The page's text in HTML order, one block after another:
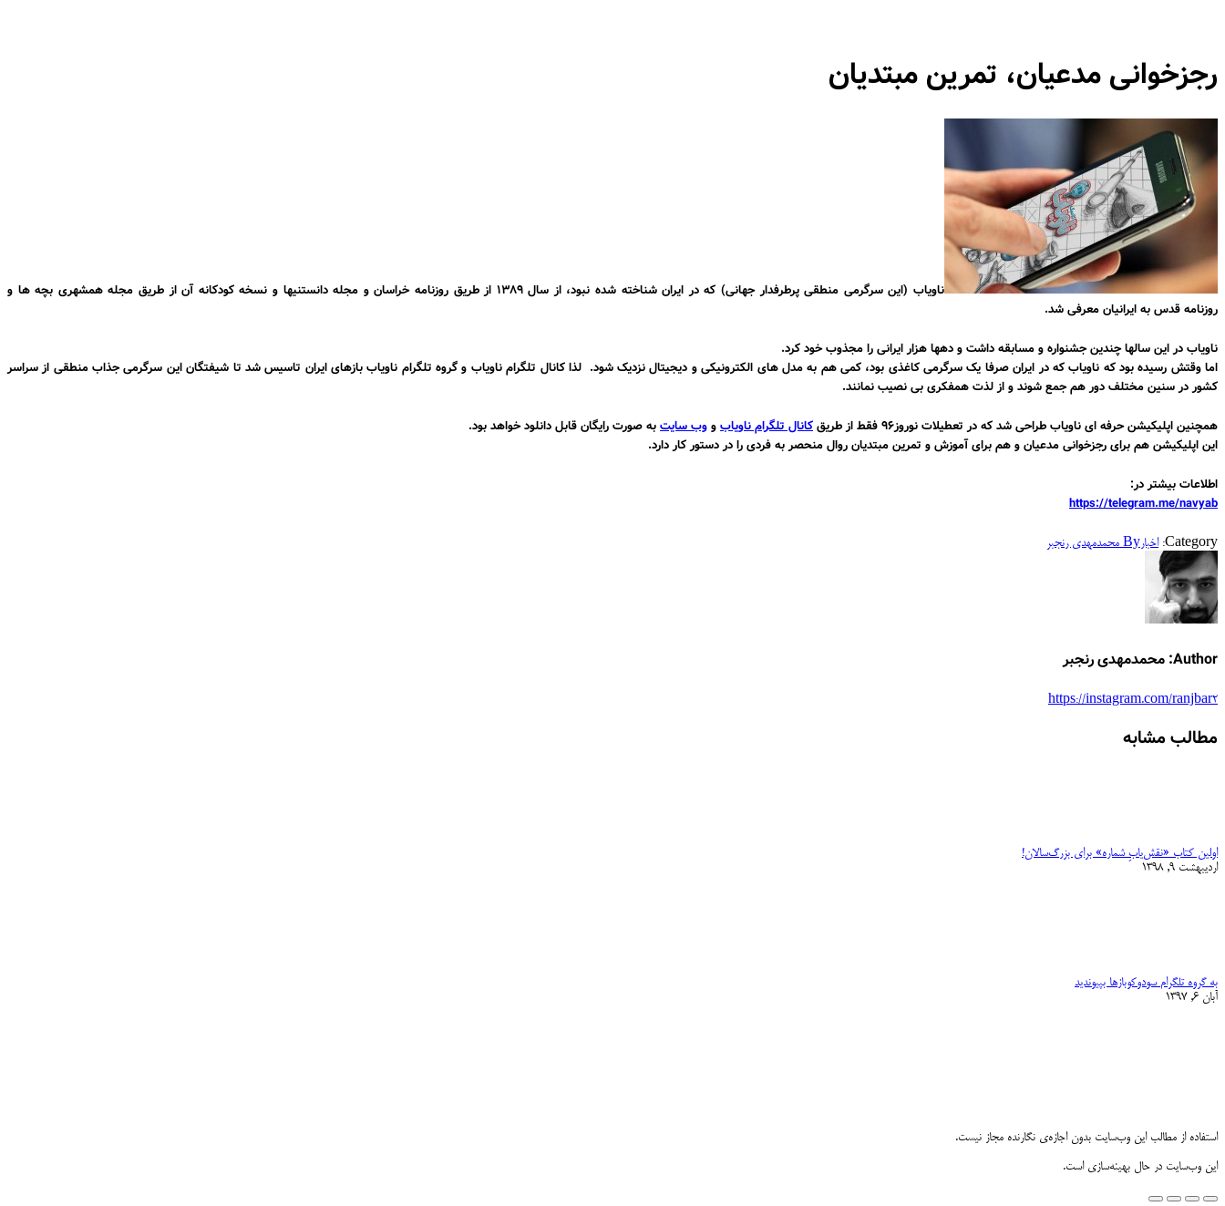
رجزخوانی مدعیان، تمرین مبتدیان
ناویاب (این سرگرمی منطقی پرطرفدار جهانی) که در ایران شناخته شده نبود، از سال ۱۳۸۹ از طریق روزنامه خراسان و مجله دانستنیها و نسخه کودکانه آن از طریق مجله همشهری بچه ها و
روزنامهقدسبه ایرانیان معرفی شد.
ناویاب در این سالها چندینجشنوارهومسابقهداشت ودهها هزار ایرانیرا مجذوب خود کرد.
اما وقتش رسیده بود که ناویاب که در ایران صرفا یک سرگرمی کاغذی بود، کمی هم به مدل های الکترونیکی و دیجیتال نزدیک شود. لذا کانال تلگرام ناویاب و گروه تلگرام ناویاب بازهای ایران تاسیس شد تا شیفتگان این سرگرمی جذاب منطقی از سراسر
کشور در سنین مختلف دور هم جمع شوند و از لذتهمفکریبی نصیب نمانند.
همچنیناپلیکیشن حرفه ای ناویابطراحی شد که در تعطیلات نوروز۹۶ فقط از طریقکانال تلگرام ناویابووب سایتبه صورترایگانقابل دانلود خواهد بود.
این اپلیکیشن هم برایرجزخوانی مدعیانو هم برایآموزش و تمرین مبتدیانروال منحصر به فردی را در دستور کار دارد.
اطلاعات بیشتر در:
https://telegram.me/navyab
Category: اخبارBy محمدمهدی رنجبر
Author: محمدمهدی رنجبر
https://instagram.com/ranjbar2
مطالب مشابه
اولین کتاب «نقش‌یابِ شماره» برای بزرگ‌سالان!
اردیبهشت 9, 1398
به گروه تلگرام سودوکوبازها بپیوندید
آبان 6, 1397
استفاده از مطالب این وب‌سایت بدون اجازه‌ی نگارنده مجاز نیست.
این وب‌سایت در حال بهینه‌سازی است.
Go